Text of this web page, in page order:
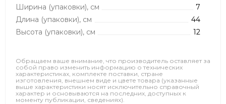
Ширина (упаковки), см
7
Длина (упаковки), см
44
Высота (упаковки), см
12
Обращаем ваше внимание, что производитель оставляет за
собой право изменить информацию о технических
характеристиках, комплекте поставки, стране
изготовления, внешнем виде и цвете товара (указанные
выше характеристики носят исключительно справочный
характер и основываются на последних, доступных к
моменту публикации, сведениях).